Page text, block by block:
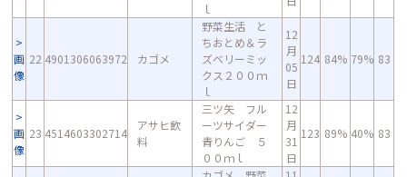
ｌ
画
像
22 4901306063972 カゴメ
野菜生活 と
ちおとめ＆ラ
ズベリーミッ
クス２００ｍ
ｌ
12
月
05
日
124 84% 79% 83
画
像
23 4514603302714
アサヒ飲
料
三ツ矢 フル
ーツサイダー
青りんご ５
００ｍｌ
12
月
31
日
123 89% 40% 83